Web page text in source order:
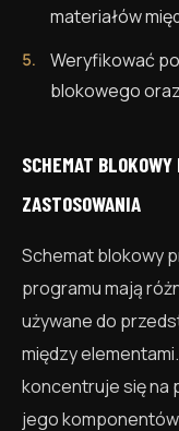
materiałów
Weryfikować
blokowego
SCHEMAT BLOKOWY
ZASTOSOWANIA
Schemat blokowy
programu mają
używane do
między
koncentruje się na
jego